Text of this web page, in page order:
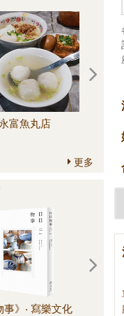
富魚丸店
更多
事》‧ 寫樂文化
《日日